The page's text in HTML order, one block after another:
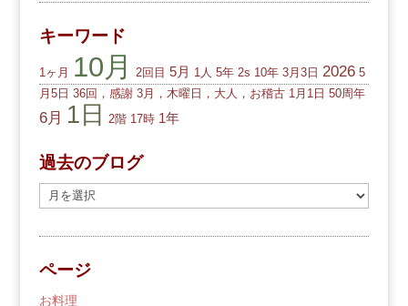
キーワード
1ヶ月 10月 2回目 5月 1人 5年 2s 10年 3月3日 2026 5
月5日 36回，感謝 3月，木曜日，大人，お稽古 1月1日 50周年
6月 1日 2階 17時 1年
過去のブログ
去
の
ロ
グ
ページ
お料理